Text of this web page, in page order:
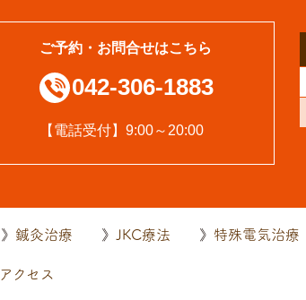
ご予約・お問合せはこちら
042-306-1883
【電話受付】9:00～20:00
鍼灸治療 JKC療法 特殊電気治療
アクセス